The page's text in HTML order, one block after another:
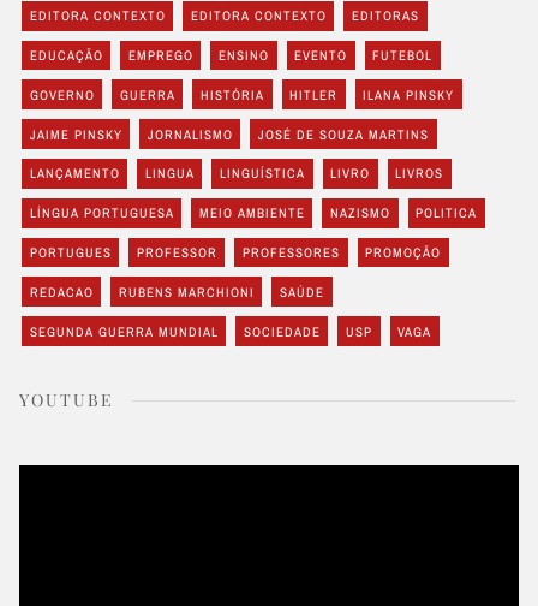
EDITORA CONTEXTO EDITORA CONTEXTO EDITORAS
EDUCAÇÃO EMPREGO ENSINO EVENTO FUTEBOL
GOVERNO GUERRA HISTÓRIA HITLER ILANA PINSKY
JAIME PINSKY JORNALISMO JOSÉ DE SOUZA MARTINS
LANÇAMENTO LINGUA LINGUÍSTICA LIVRO LIVROS
LÍNGUA PORTUGUESA MEIO AMBIENTE NAZISMO POLITICA
PORTUGUES PROFESSOR PROFESSORES PROMOÇÃO
REDACAO RUBENS MARCHIONI SAÚDE
SEGUNDA GUERRA MUNDIAL SOCIEDADE USP VAGA
YOUTUBE